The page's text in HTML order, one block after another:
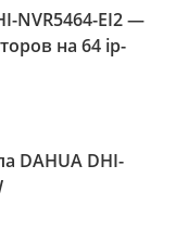
NVR5464-EI2 —
на 64 ip-
DAHUA DHI-